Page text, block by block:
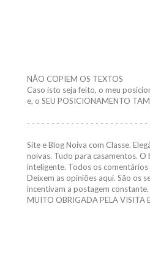
NÃO COPIEM OS TEXTOS
Caso isto seja feito, o meu
e, o SEU POSICIONAMENTO
- - - - - - - - - - - - - - - - - - - - - - - - -
Site e Blog Noiva com Classe.
noivas. Tudo para casamentos. O
inteligente. Todos os
Deixem as opiniões aqui. São os
incentivam a postagem constante.
MUITO OBRIGADA PELA VISITA